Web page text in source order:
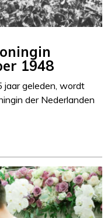
1948
geleden, wordt
der Nederlanden